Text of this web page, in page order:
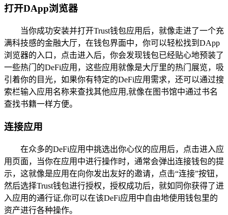
打开DApp浏览器
当你成功安装并打开Trust钱包应用后，就像走进了一个充
满科技感的金融大厅，在钱包界面中，你可以轻松找到DApp
浏览器的入口，点击进入后，你会发现钱包已经贴心地预装了
一些热门的DeFi应用，这些应用就像是大厅里的热门展览，吸
引着你的目光，如果你有特定的DeFi应用需求，还可以通过搜
索栏输入应用名称来查找其他应用,就像在图书馆中通过书名
查找书籍一样方便。
连接应用
在众多的DeFi应用中挑选出你心仪的应用后，点击进入应
用页面，当你在应用中进行操作时，通常会弹出连接钱包的提
示，这就像是应用在向你发出友好的邀请，点击“连接”按钮，
然后选择Trust钱包进行授权，授权成功后，就如同你获得了进
入应用的通行证,你可以在该DeFi应用中自由地使用钱包里的
资产进行各种操作。